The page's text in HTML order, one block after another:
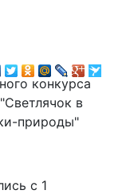
конкурса
в
природы"
с 1